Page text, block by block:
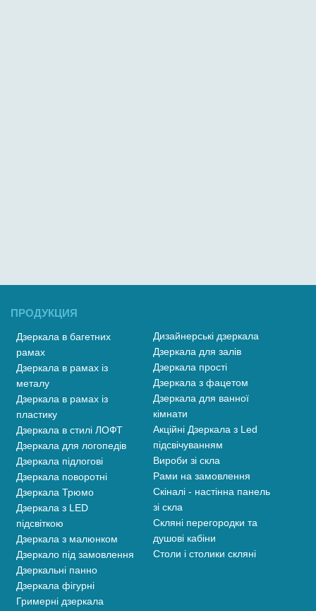
ПРОДУКЦИЯ
Дзеркала в багетних
рамах
Дзеркала в рамах із
металу
Дзеркала в рамах із
пластику
Дзеркала в стилі ЛОФТ
Дзеркала для логопедів
Дзеркала підлогові
Дзеркала поворотні
Дзеркала Трюмо
Дзеркала з LED
підсвіткою
Дзеркала з малюнком
Дзеркало під замовлення
Дзеркальні панно
Дзеркала фігурні
Гримерні дзеркала
Дизайнерські дзеркала
Дзеркала для залів
Дзеркала прості
Дзеркала з фацетом
Дзеркала для ванної
кімнати
Акційні Дзеркала з Led
підсвічуванням
Вироби зі скла
Рами на замовлення
Скіналі - настінна панель
зі скла
Скляні перегородки та
душові кабіни
Столи і столики скляні